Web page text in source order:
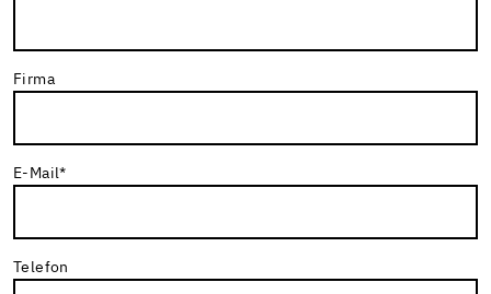
Firma
E-Mail*
Telefon